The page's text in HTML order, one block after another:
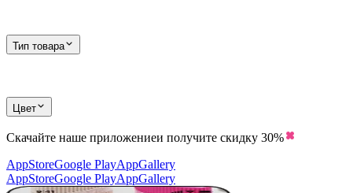
Тип товара
Цвет
Скачайте наше приложениеи получите скидку 30%
AppStoreGoogle PlayAppGallery
AppStoreGoogle PlayAppGallery